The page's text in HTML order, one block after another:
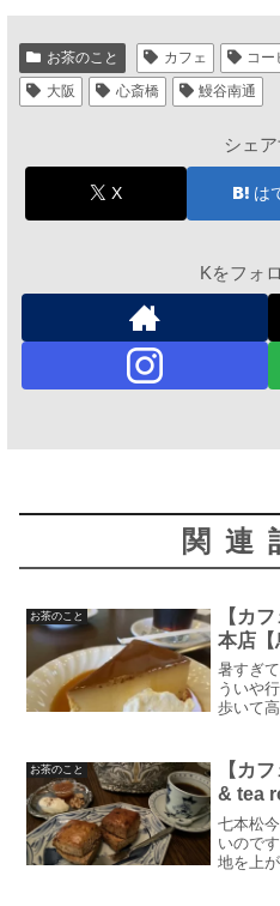
お茶のこと カフェ コー
大阪
心斎橋 鰻谷南通
シェ
X は
Kをフォ
関連
お茶のこと
【カ
本店【
暑すぎ
ういや
歩いて
ンが美
ヒーと
お茶のこと
【カ
& tea
七本松
いので
地を上